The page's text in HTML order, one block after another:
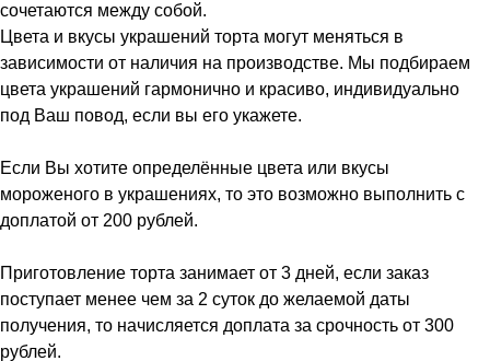
сочетаются между собой.
Цвета и вкусы украшений торта могут меняться в
зависимости от наличия на производстве. Мы подбираем
цвета украшений гармонично и красиво, индивидуально
под Ваш повод, если вы его укажете.
Если Вы хотите определённые цвета или вкусы
мороженого в украшениях, то это возможно выполнить с
доплатой от 200 рублей.
Приготовление торта занимает от 3 дней, если заказ
поступает менее чем за 2 суток до желаемой даты
получения, то начисляется доплата за срочность от 300
рублей.